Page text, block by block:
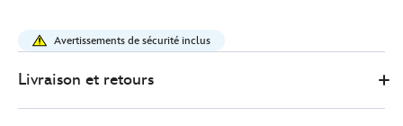
aurore-
pour-
enfants-
Avertissements de sécurité inclus
Livraison et retours